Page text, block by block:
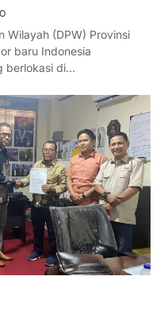
Wilayah (DPW) Provinsi
baru Indonesia
berlokasi di…